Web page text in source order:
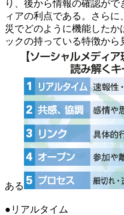
り、後から情報の確認が
ィアの利点である。さら
災でどのように機能した
ックの持っている特徴か
ある
●リアルタイム